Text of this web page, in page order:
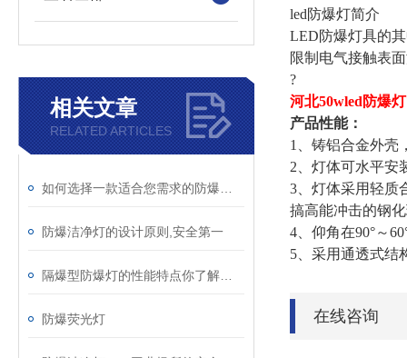
相关文章
RELATED ARTICLES
防爆洁净灯的设计原则,安全第一
防爆荧光灯
led防爆灯简介
LED防爆灯具的
限制电气接触表
?
河北50wled防爆
产品性能：
1、铸铝合金外壳
2、灯体可水平安
3、灯体采用轻质
搞高能冲击的钢
4、仰角在90°～
5、采用通透式结
在线咨询